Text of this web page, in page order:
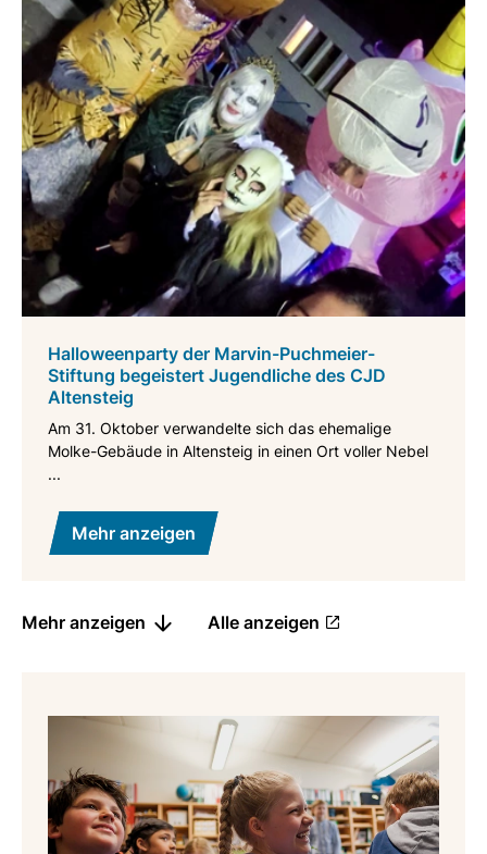
Halloweenparty der Marvin-Puchmeier-
Stiftung begeistert Jugendliche des CJD
Altensteig
Am 31. Oktober verwandelte sich das ehemalige
Molke-Gebäude in Altensteig in einen Ort voller Nebel
...
Mehr anzeigen
Mehr anzeigen Alle anzeigen